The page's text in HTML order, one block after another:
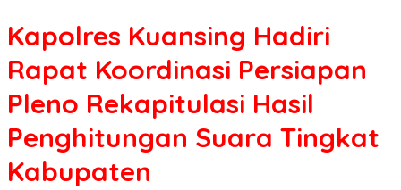
Kapolres Kuansing Hadiri
Rapat Koordinasi Persiapan
Pleno Rekapitulasi Hasil
Penghitungan Suara Tingkat
Kabupaten